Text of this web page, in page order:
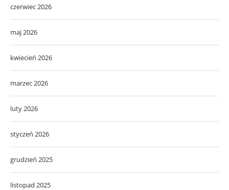
czerwiec 2026
maj 2026
kwiecień 2026
marzec 2026
luty 2026
styczeń 2026
grudzień 2025
listopad 2025